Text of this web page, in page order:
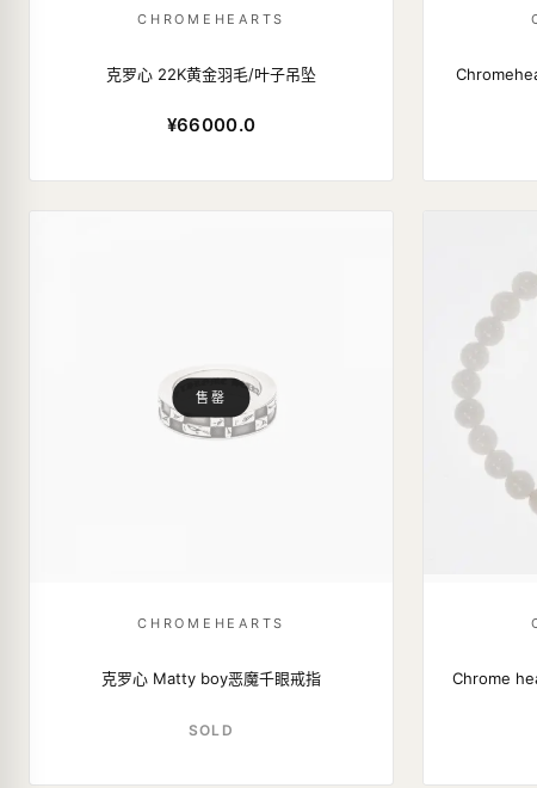
CHROMEHEARTS
克罗心 22K黄金羽毛/叶子吊坠
¥66000.0
售罄
CHROMEHEARTS
克罗心 Matty boy恶魔千眼戒指
SOLD
Chrome